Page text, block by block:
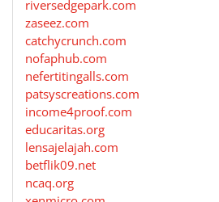
riversedgepark.com
zaseez.com
catchycrunch.com
nofaphub.com
nefertitingalls.com
patsyscreations.com
income4proof.com
educaritas.org
lensajelajah.com
betflik09.net
ncaq.org